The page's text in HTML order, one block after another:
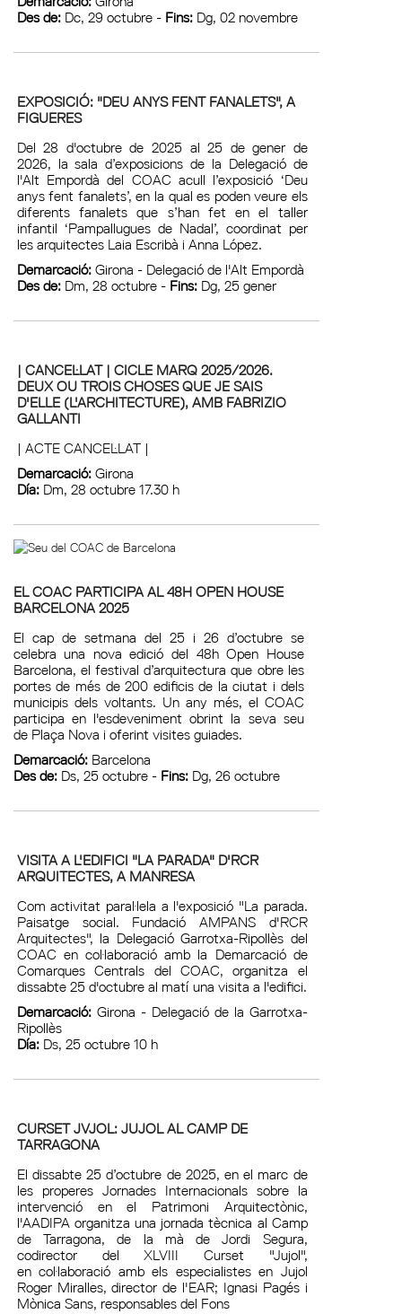
Des de: Dc, 29 octubre - Fins:Dg, 02 novembre
EXPOSICIÓ: "DEU ANYS FENT FANALETS", A
FIGUERES
Del 28 d'octubre de 2025 al 25 de gener de
2026, la sala d’exposicions de la Delegació de
l'Alt Empordà del COAC acull l’exposició ‘Deu
anys fent fanalets’, en la qual es poden veure els
diferents fanalets que s’han fet en el taller
infantil ‘Pampallugues de Nadal’, coordinat per
les arquitectes Laia Escribà i Anna López.
Demarcació:Girona - Delegació de l'Alt Empordà
Des de: Dm, 28 octubre - Fins:Dg, 25 gener
| CANCEL·LAT | CICLE MARQ 2025/2026.
DEUX OU TROIS CHOSES QUE JE SAIS
D'ELLE (L'ARCHITECTURE), AMB FABRIZIO
GALLANTI
| ACTE CANCEL·LAT |
Demarcació:Girona
Día: Dm, 28 octubre 17.30 h
EL COAC PARTICIPA AL 48H OPEN HOUSE
BARCELONA 2025
El cap de setmana del 25 i 26 d’octubre se
celebra una nova edició del 48h Open House
Barcelona, el festival d’arquitectura que obre les
portes de més de 200 edificis de la ciutat i dels
municipis dels voltants. Un any més, el COAC
participa en l'esdeveniment obrint la seva seu
de Plaça Nova i oferint visites guiades.
Demarcació: Barcelona
Des de: Ds, 25 octubre - Fins:Dg, 26 octubre
VISITA A L'EDIFICI "LA PARADA" D'RCR
ARQUITECTES, A MANRESA
Com activitat paral·lela a l'exposició "La parada.
Paisatge social. Fundació AMPANS d'RCR
Arquitectes", la Delegació Garrotxa-Ripollès del
COAC en col·laboració amb la Demarcació de
Comarques Centrals del COAC, organitza el
dissabte 25 d'octubre al matí una visita a l'edifici.
Demarcació: Girona - Delegació de la Garrotxa-
Ripollès
Día: Ds, 25 octubre 10 h
CURSET JVJOL: JUJOL AL CAMP DE
TARRAGONA
El dissabte 25 d’octubre de 2025, en el marc de
les properes Jornades Internacionals sobre la
intervenció en el Patrimoni Arquitectònic,
l'AADIPA organitza una jornada tècnica al Camp
de Tarragona, de la mà de Jordi Segura,
codirector del XLVIII Curset "Jujol",
en col·laboració amb els especialistes en Jujol
Roger Miralles, director de l'EAR; Ignasi Pagés i
Mònica Sans, responsables del Fons